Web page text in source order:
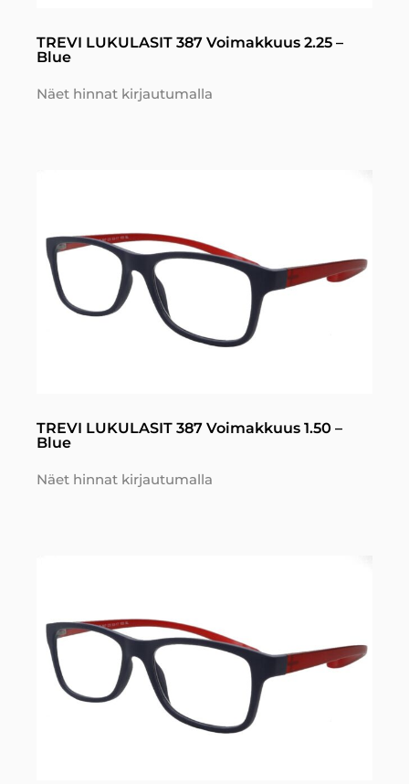
TREVI LUKULASIT 387 Voimakkuus 2.25 –
Blue
Näet hinnat kirjautumalla
TREVI LUKULASIT 387 Voimakkuus 1.50 –
Blue
Näet hinnat kirjautumalla